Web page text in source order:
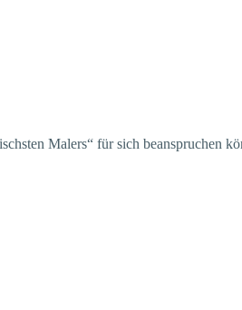
Malers“ für sich beanspruchen